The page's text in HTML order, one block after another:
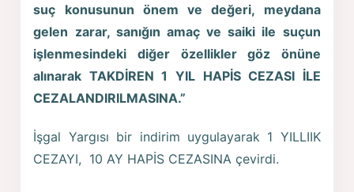
suç konusunun önem ve değeri, meydana
gelen zarar, sanığın amaç ve saiki ile suçun
işlenmesindeki diğer özellikler göz önüne
alınarak TAKDİREN 1 YIL HAPİS CEZASI İLE
CEZALANDIRILMASINA.”
İşgal Yargısı bir indirim uygulayarak 1 YILLIIK
CEZAYI, 10 AY HAPİS CEZASINA çevirdi.